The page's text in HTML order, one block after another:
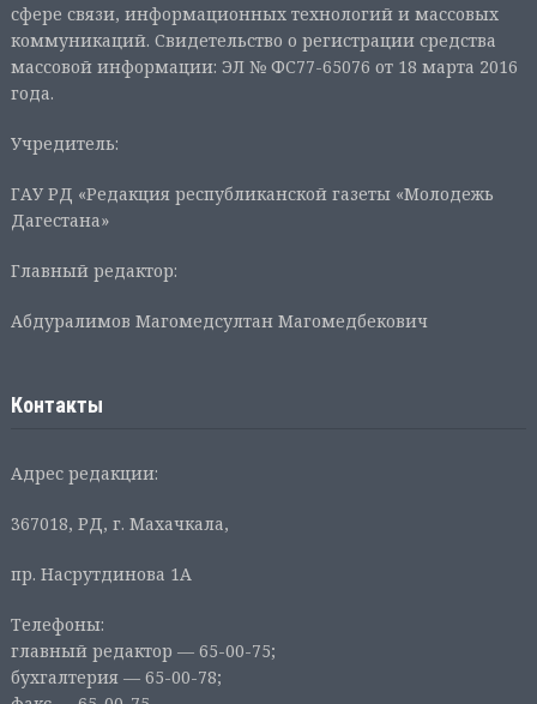
сфере связи, информационных технологий и массовых
коммуникаций. Свидетельство о регистрации средства
массовой информации: ЭЛ № ФС77-65076 от 18 марта 2016
года.
Учредитель:
ГАУ РД «Редакция республиканской газеты «Молодежь
Дагестана»
Главный редактор:
Абдуралимов Магомедсултан Магомедбекович
Контакты
Адрес редакции:
367018, РД, г. Махачкала,
пр. Насрутдинова 1А
Телефоны:
главный редактор — 65-00-75;
бухгалтерия — 65-00-78;